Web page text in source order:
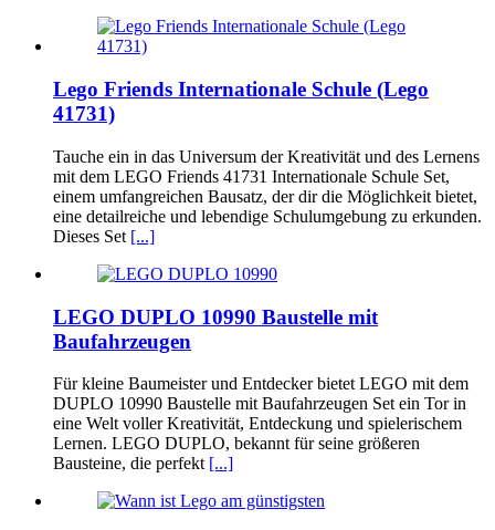
Lego Friends Internationale Schule (Lego
41731)
Tauche ein in das Universum der Kreativität und des Lernens
mit dem LEGO Friends 41731 Internationale Schule Set,
einem umfangreichen Bausatz, der dir die Möglichkeit bietet,
eine detailreiche und lebendige Schulumgebung zu erkunden.
Dieses Set [...]
LEGO DUPLO 10990 Baustelle mit
Baufahrzeugen
Für kleine Baumeister und Entdecker bietet LEGO mit dem
DUPLO 10990 Baustelle mit Baufahrzeugen Set ein Tor in
eine Welt voller Kreativität, Entdeckung und spielerischem
Lernen. LEGO DUPLO, bekannt für seine größeren
Bausteine, die perfekt [...]